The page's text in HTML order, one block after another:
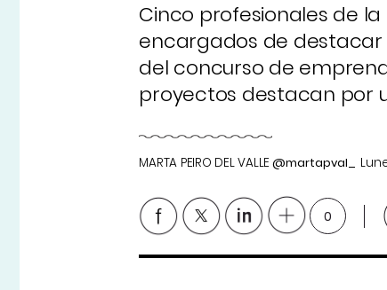
Cinco profesionales de
encargados de destacar
del concurso de
proyectos destacan por
MARTA PEIRO DEL VALLE@martapval_
0